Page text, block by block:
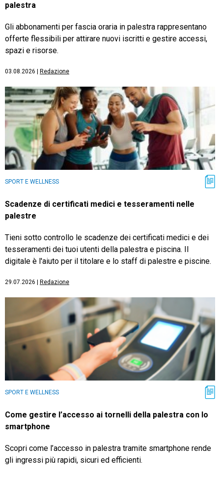
palestra
Gli abbonamenti per fascia oraria in palestra rappresentano
offerte flessibili per attirare nuovi iscritti e gestire accessi,
spazi e risorse.
03.08.2026 Redazione
SPORT E WELLNESS
Scadenze di certificati medici e tesseramenti nelle
palestre
Tieni sotto controllo le scadenze dei certificati medici e dei
tesseramenti dei tuoi utenti della palestra e piscina. Il
digitale è l'aiuto per il titolare e lo staff di palestre e piscine.
29.07.2026 Redazione
SPORT E WELLNESS
Come gestire l’accesso ai tornelli della palestra con lo
smartphone
Scopri come l’accesso in palestra tramite smartphone rende
gli ingressi più rapidi, sicuri ed efficienti.